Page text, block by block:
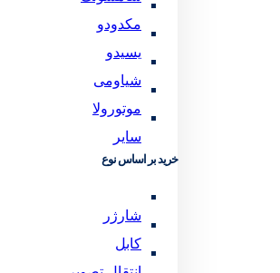
مکدودو
یسیدو
شیاومی
موتورولا
سایر
خرید بر اساس نوع
شارژر
کابل